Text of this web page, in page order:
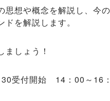
思想や概念を解説し、今
を解説します。
しょう！
付開始 14：00～16：